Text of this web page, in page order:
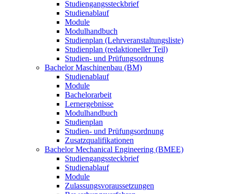
Studiengangssteckbrief
Studienablauf
Module
Modulhandbuch
Studienplan (Lehrveranstaltungsliste)
Studienplan (redaktioneller Teil)
Studien- und Prüfungsordnung
Bachelor Maschinenbau (BM)
Studienablauf
Module
Bachelorarbeit
Lernergebnisse
Modulhandbuch
Studienplan
Studien- und Prüfungsordnung
Zusatzqualifikationen
Bachelor Mechanical Engineering (BMEE)
Studiengangssteckbrief
Studienablauf
Module
Zulassungsvoraussetzungen